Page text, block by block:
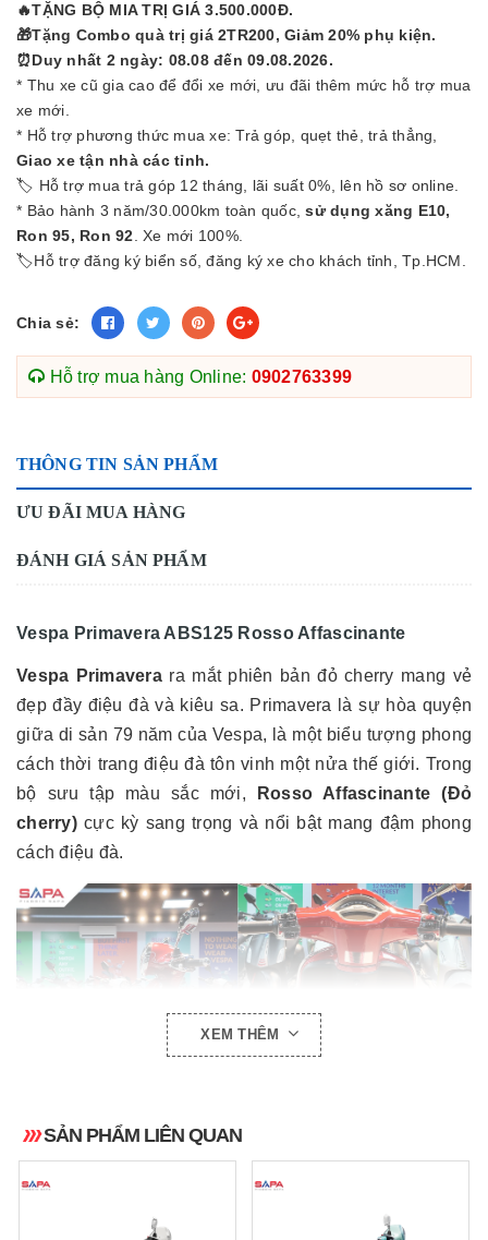
🔥TẶNG BỘ MIA TRỊ GIÁ 3.500.000Đ.
🎁Tặng Combo quà trị giá 2TR200, Giảm 20% phụ kiện.
⏰Duy nhất 2 ngày: 08.08 đến 09.08.2026.
* Thu xe cũ gia cao để đổi xe mới, ưu đãi thêm mức hỗ trợ mua
xe mới.
* Hỗ trợ phương thức mua xe: Trả góp, quẹt thẻ, trả thẳng,
Giao xe tận nhà các tỉnh.
🏷 Hỗ trợ mua trả góp 12 tháng, lãi suất 0%, lên hồ sơ online.
* Bảo hành 3 năm/30.000km toàn quốc,sử dụng xăng E10,
Ron 95, Ron 92 . Xe mới 100%.
🏷Hỗ trợ đăng ký biển số, đăng ký xe cho khách tỉnh, Tp.HCM.
Chia sẻ:
Hỗ trợ mua hàng Online: 0902763399
THÔNG TIN SẢN PHẨM
ƯU ĐÃI MUA HÀNG
ĐÁNH GIÁ SẢN PHẨM
Vespa Primavera ABS125 Rosso Affascinante
Vespa Primaverara mắt phiên bản đỏ cherry mang vẻ
đẹp đầy điệu đà và kiêu sa. Primavera là sự hòa quyện
giữa di sản 79 năm của Vespa, là một biểu tượng phong
cách thời trang điệu đà tôn vinh một nửa thế giới. Trong
bộ sưu tập màu sắc mới,
Rosso Affascinante (Đỏ
cherry)cực kỳ sang trọng và nổi bật mang đậm phong
cách điệu đà.
XEM THÊM
SẢN PHẨM LIÊN QUAN